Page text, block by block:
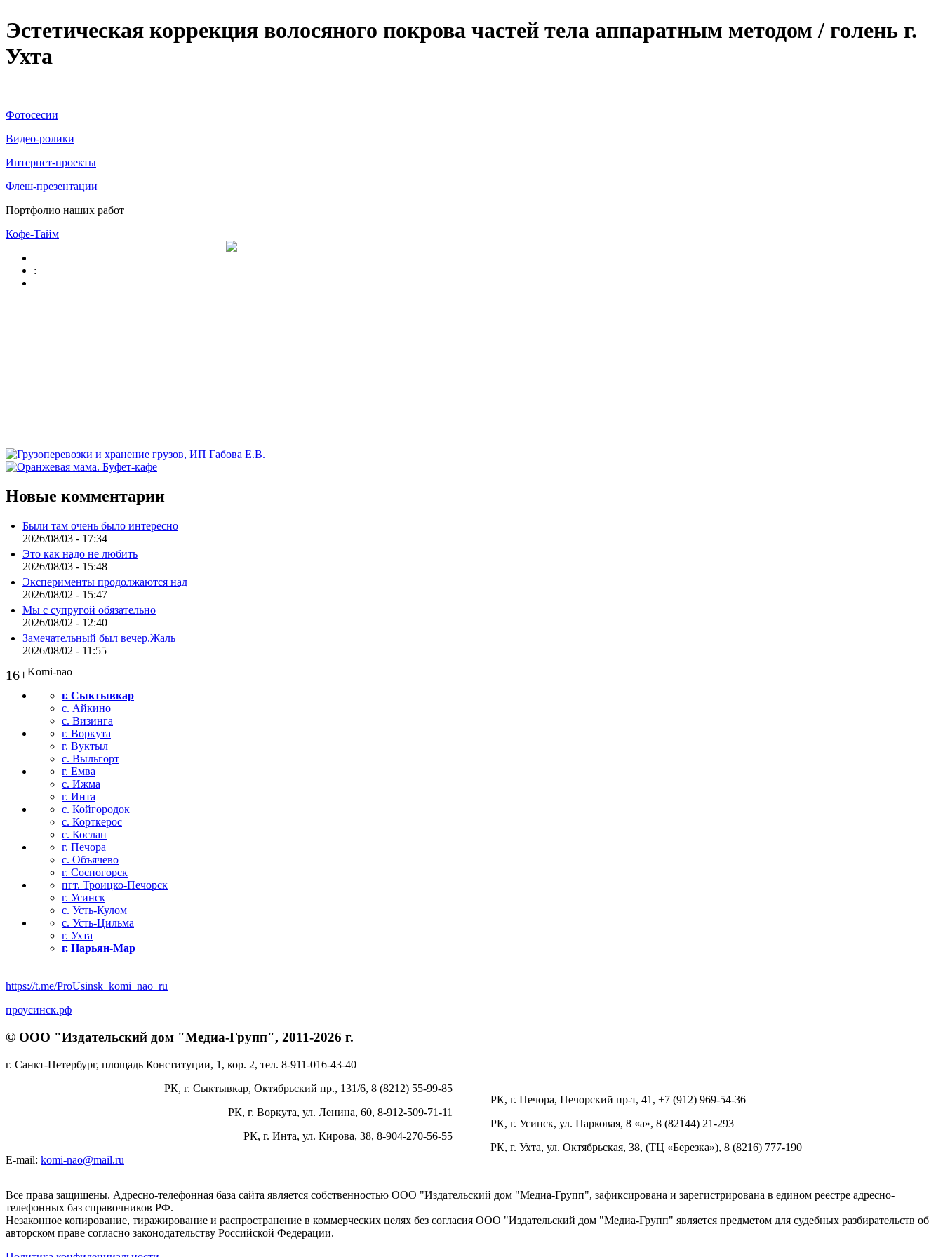
Эстетическая коррекция волосяного покрова частей тела аппаратным методом / голень г.
Ухта
Фотосесии
Видео-ролики
Интернет-проекты
Флеш-презентации
Портфолио наших работ
Кофе-Тайм
:
Новые комментарии
Были там очень было интересно
2026/08/03 - 17:34
Это как надо не любить
2026/08/03 - 15:48
Эксперименты продолжаются над
2026/08/02 - 15:47
Мы с супругой обязательно
2026/08/02 - 12:40
Замечательный был вечер.Жаль
2026/08/02 - 11:55
16+Komi-nao
г. Сыктывкар
с. Айкино
с. Визинга
г. Воркута
г. Вуктыл
с. Выльгорт
г. Емва
с. Ижма
г. Инта
с. Койгородок
с. Корткерос
с. Кослан
г. Печора
с. Объячево
г. Сосногорск
пгт. Троицко-Печорск
г. Усинск
с. Усть-Кулом
с. Усть-Цильма
г. Ухта
г. Нарьян-Мар
https://t.me/ProUsinsk_komi_nao_ru
проусинск.рф
© ООО "Издательский дом "Медиа-Групп", 2011-2026 г.
г. Санкт-Петербург, площадь Конституции, 1, кор. 2, тел. 8-911-016-43-40
РК, г. Печора, Печорский пр-т, 41, +7 (912) 969-54-36
РК, г. Усинск, ул. Парковая, 8 «а», 8 (82144) 21-293
РК, г. Ухта, ул. Октябрьская, 38, (ТЦ «Березка»), 8 (8216) 777-190
РК, г. Сыктывкар, Октябрьский пр., 131/6, 8 (8212) 55-99-85
РК, г. Воркута, ул. Ленина, 60, 8-912-509-71-11
РК, г. Инта, ул. Кирова, 38, 8-904-270-56-55
E-mail: komi-nao@mail.ru
Все права защищены. Адресно-телефонная база сайта является собственностью ООО "Издательский дом "Медиа-Групп", зафиксирована и зарегистрирована в едином реестре адресно-
телефонных баз справочников РФ.
Незаконное копирование, тиражирование и распространение в коммерческих целях без согласия ООО "Издательский дом "Медиа-Групп" является предметом для судебных разбирательств об
авторском праве согласно законодательству Российской Федерации.